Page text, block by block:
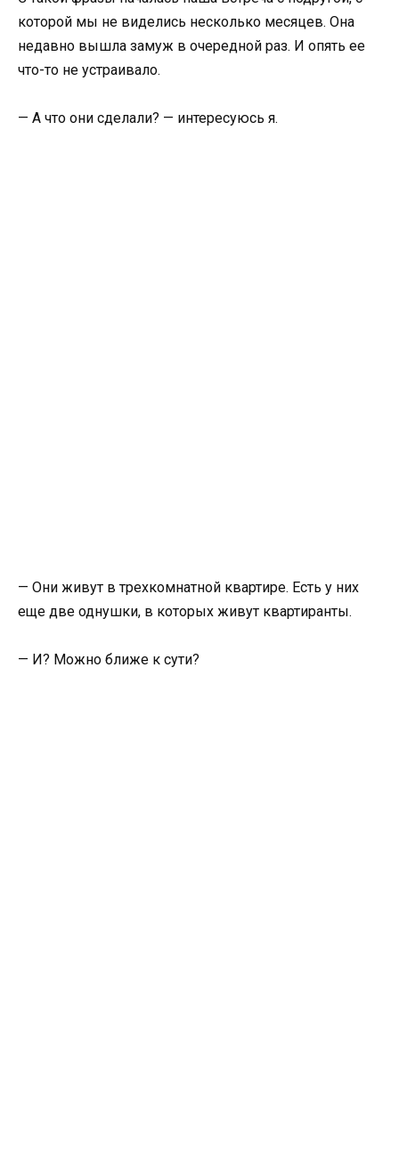
которой мы не виделись несколько месяцев. Она
недавно вышла замуж в очередной раз. И опять ее
что-то не устраивало.
— А что они сделали? — интересуюсь я.
— Они живут в трехкомнатной квартире. Есть у них
еще две однушки, в которых живут квартиранты.
— И? Можно ближе к сути?